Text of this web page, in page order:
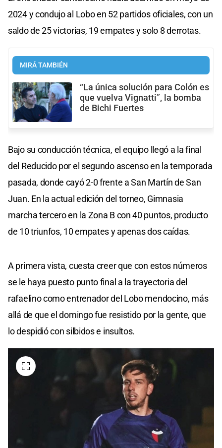
2024 y condujo al Lobo en 52 partidos oficiales, con un
saldo de 25 victorias, 19 empates y solo 8 derrotas.
MIRÁ TAMBIÉN
“La única solución para Colón es
que vuelva Vignatti”, la bomba
de Bichi Fuertes
Bajo su conducción técnica, el equipo llegó a la final
del Reducido por el segundo ascenso en la temporada
pasada, donde cayó 2-0 frente a San Martín de San
Juan. En la actual edición del torneo, Gimnasia
marcha tercero en la Zona B con 40 puntos, producto
de 10 triunfos, 10 empates y apenas dos caídas.
A primera vista, cuesta creer que con estos números
se le haya puesto punto final a la trayectoria del
rafaelino como entrenador del Lobo mendocino, más
allá de que el domingo fue resistido por la gente, que
lo despidió con silbidos e insultos.